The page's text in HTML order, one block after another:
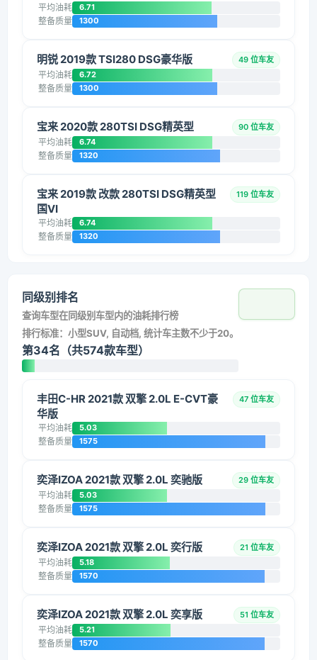
平均油耗 6.71
整备质量 1300
明锐 2019款 TSI280 DSG豪华版 49 位车友
平均油耗 6.72
整备质量 1300
宝来 2020款 280TSI DSG精英型 90 位车友
平均油耗 6.74
整备质量 1320
宝来 2019款 改款 280TSI DSG精英型
国VI
119 位车友
平均油耗 6.74
整备质量 1320
同级别排名
查询车型在同级别车型内的油耗排行榜
排行标准：小型SUV, 自动档, 统计车主数不少于20。
第34名（共574款车型）
丰田C-HR 2021款 双擎 2.0L E-CVT豪
华版
47 位车友
平均油耗 5.03
整备质量 1575
奕泽IZOA 2021款 双擎 2.0L 奕驰版 29 位车友
平均油耗 5.03
整备质量 1575
奕泽IZOA 2021款 双擎 2.0L 奕行版 21 位车友
平均油耗 5.18
整备质量 1570
奕泽IZOA 2021款 双擎 2.0L 奕享版 51 位车友
平均油耗 5.21
整备质量 1570